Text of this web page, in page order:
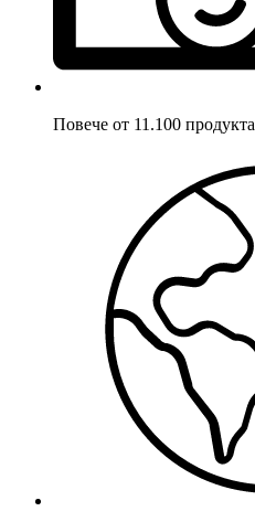
Повече от 11.100 продукта